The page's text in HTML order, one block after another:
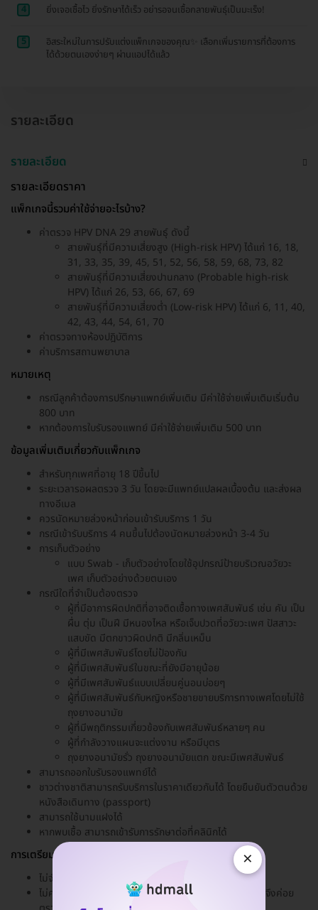
4 ยิ่งเจอเชื้อไว ยิ่งรักษาได้เร็ว อย่ารอจนเชื้อกลายพันธุ์เป็นมะเร็ง!
5
อิสระใหม่ในการปรับแต่งแพ็กเกจของคุณ✨ เลือกเพิ่มรายการที่ต้องการ
ได้ด้วยตนเองง่ายๆ ผ่านแอปได้แล้ว
รายละเอียด
รายละเอียด
รายละเอียดราคา
แพ็กเกจนี้รวมค่าใช้จ่ายอะไรบ้าง?
ค่าตรวจ HPV DNA 29 สายพันธุ์ ดังนี้
สายพันธุ์ที่มีความเสี่ยงสูง (High-risk HPV) ได้แก่ 16, 18,
31, 33, 35, 39, 45, 51, 52, 56, 58, 59, 68, 73, 82
สายพันธุ์ที่มีความเสี่ยงปานกลาง (Probable high-risk
HPV) ได้แก่ 26, 53, 66, 67, 69
สายพันธุ์ที่มีความเสี่ยงต่ำ (Low-risk HPV) ได้แก่ 6, 11, 40,
42, 43, 44, 54, 61, 70
ค่าตรวจทางห้องปฎิบัติการ
ค่าบริการสถานพยาบาล
หมายเหตุ
กรณีลูกค้าต้องการปรึกษาแพทย์เพิ่มเติม มีค่าใช้จ่ายเพิ่มเติมเริ่มต้น
800 บาท
หากต้องการใบรับรองแพทย์ มีค่าใช้จ่ายเพิ่มเติม 500 บาท
ข้อมูลเพิ่มเติมเกี่ยวกับแพ็กเกจ
สำหรับทุกเพศที่อายุ 18 ปีขึ้นไป
ระยะเวลารอผลตรวจ 3 วัน โดยจะมีแพทย์แปลผลเบื้องต้น และส่งผล
ทางอีเมล
ควรนัดหมายล่วงหน้าก่อนเข้ารับบริการ 1 วัน
กรณีเข้ารับบริการ 4 คนขึ้นไปต้องนัดหมายล่วงหน้า 3-4 วัน
การเก็บตัวอย่าง
แบบ Swab - เก็บตัวอย่างโดยใช้อุปกรณ์ป้ายบริเวณอวัยวะ
เพศ เก็บตัวอย่างด้วยตนเอง
กรณีใดที่จำเป็นต้องตรวจ
ผู้ที่มีอาการผิดปกติที่อาจติดเชื้อทางเพศสัมพันธ์ เช่น คัน เป็น
ผื่น ตุ่ม เป็นฝี มีหนองไหล หรือเจ็บปวดที่อวัยวะเพศ ปัสสาวะ
แสบขัด มีตกขาวผิดปกติ มีกลิ่นเหม็น
ผู้ที่มีเพศสัมพันธ์โดยไม่ป้องกัน
ผู้ที่มีเพศสัมพันธ์ในขณะที่ยังมีอายุน้อย
ผู้ที่มีเพศสัมพันธ์แบบเปลี่ยนคู่นอนบ่อยๆ
ผู้ที่มีเพศสัมพันธ์กับหญิงหรือชายขายบริการทางเพศโดยไม่ใช้
ถุงยางอนามัย
ผู้ที่มีพฤติกรรมเกี่ยวข้องกับเพศสัมพันธ์หลายๆ คน
ผู้ที่กำลังวางแผนจะแต่งงาน หรือมีบุตร
ถุงยางอนามัยรั่ว ถุงยางอนามัยแตก ขณะมีเพศสัมพันธ์
สามารถออกใบรับรองแพทย์ได้
ชาวต่างชาติสามารถรับบริการในราคาเดียวกันได้ โดยยืนยันตัวตนด้วย
หนังสือเดินทาง (passport)
สามารถใช้นามแฝงได้
หากพบเชื้อ สามารถเข้ารับการรักษาต่อที่คลินิกได้
การเตรียมตัวก่อนเข้ารับบริการ
ไม่จำเป็นต้องงดน้ำและอาหาร
ไม่ควรตรวจในช่วงมีประจำเดือน รอให้ประจำเดือนหมดก่อนจึงค่อย
×